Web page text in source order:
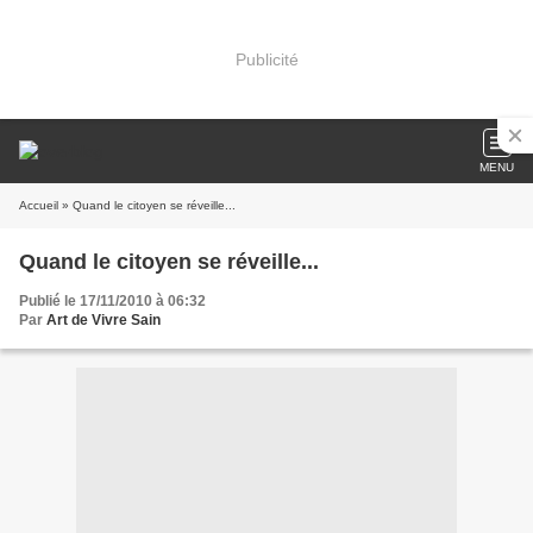
Publicité
MENU
Accueil » Quand le citoyen se réveille...
Quand le citoyen se réveille...
Publié le 17/11/2010 à 06:32
Par Art de Vivre Sain